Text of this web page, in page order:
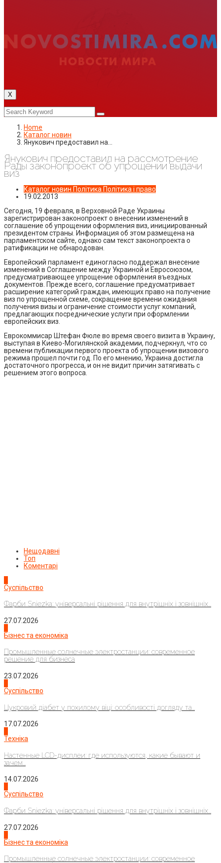
X
Home
Каталог новин
Янукович предоставил на…
Янукович предоставил на рассмотрение
Рады законопроект об упрощении выдачи
виз
Каталог новин Політика Політика і право
19.02.2013
Сегодня, 19 февраля, в Верховной Раде Украины
зарегистрирован законопроект о внесении изменений в
соглашение об упрощении оформления виз, инициированный
президентом страны. Информация об этом размещена на
парламентском сайте, однако сам текст законопроекта о
ратификации не обнародован.
Европейский парламент единогласно поддержал внесение
изменений в Соглашение между Украиной и Евросоюзом,
предусматривающее упрощение оформления въездных
документов. Прежде всего, соглашение предусматривает
расширение категорий граждан, имеющих право на получение
виз по упрощенной схеме, сокращение времени ожидания
получения визы и ограничение стоимости услуг компаний,
предлагающих посреднические услуги при оформлении
европейских виз.
Еврокоммисар Штефан Фюле во время своего визита в Украину,
выступая в Киево-Могилянской академии, подчеркнул, что со
времени публикации первого проекта об упрощении визового
режима прошел почти год. По его мнению, Украина достигла
достаточного прогресса, и он не видит причин затягивать с
решением этого вопроса.
Нещодавні
Топ
Коментарі
Суспільство
Фарби Sniezka: універсальні рішення для внутрішніх і зовнішніх...
27.07.2026
Бізнес та економіка
Промышленные солнечные электростанции: современное
решение для бизнеса
23.07.2026
Суспільство
Цукровий діабет у похилому віці: особливості догляду та...
17.07.2026
Техніка
Настенные LCD-дисплеи: где используются, какие бывают и
зачем...
14.07.2026
Суспільство
Фарби Sniezka: універсальні рішення для внутрішніх і зовнішніх...
27.07.2026
Бізнес та економіка
Промышленные солнечные электростанции: современное